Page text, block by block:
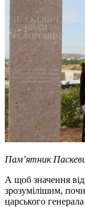
Пам’ятник
А щоб значення
зрозумілішим,
царського